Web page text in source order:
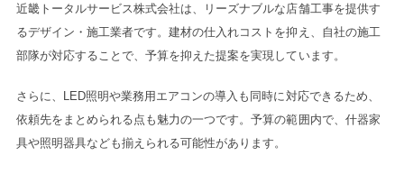
近畿トータルサービス株式会社は、リーズナブルな店舗工事を提供す
るデザイン・施工業者です。建材の仕入れコストを抑え、自社の施工
部隊が対応することで、予算を抑えた提案を実現しています。
さらに、LED照明や業務用エアコンの導入も同時に対応できるため、
依頼先をまとめられる点も魅力の一つです。予算の範囲内で、什器家
具や照明器具なども揃えられる可能性があります。